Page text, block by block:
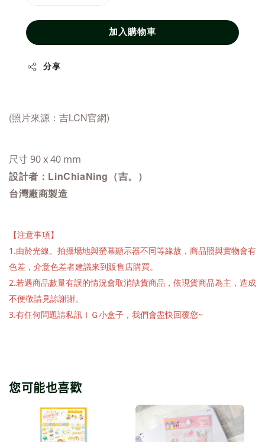
加入購物車
分享
(照片來源： 吉LCN官網)
尺寸 90 x 40 mm
設計者：LinChiaNing（吉。）
台灣廠商製造
【注意事項】
1.由於光線、拍攝場地與螢幕顯示器不同等緣故，商品照與實物會有
色差，介意色差者建議來到販售店購買。
2.若遇商品數量有誤的情況會取消缺貨商品，依現貨商品為主，造成
不便敬請見諒謝謝。
3.有任何問題請私訊ＩＧ小盒子，我們會盡快回覆您~
您可能也喜歡